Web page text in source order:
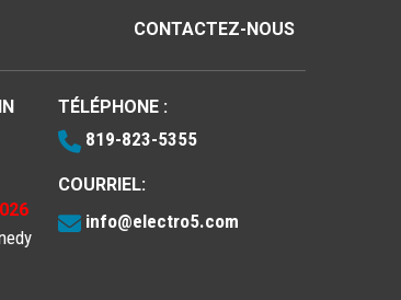
CONTACTEZ-NOUS
TÉLÉPHONE :
819-823-5355
COURRIEL:
info@electro5.com